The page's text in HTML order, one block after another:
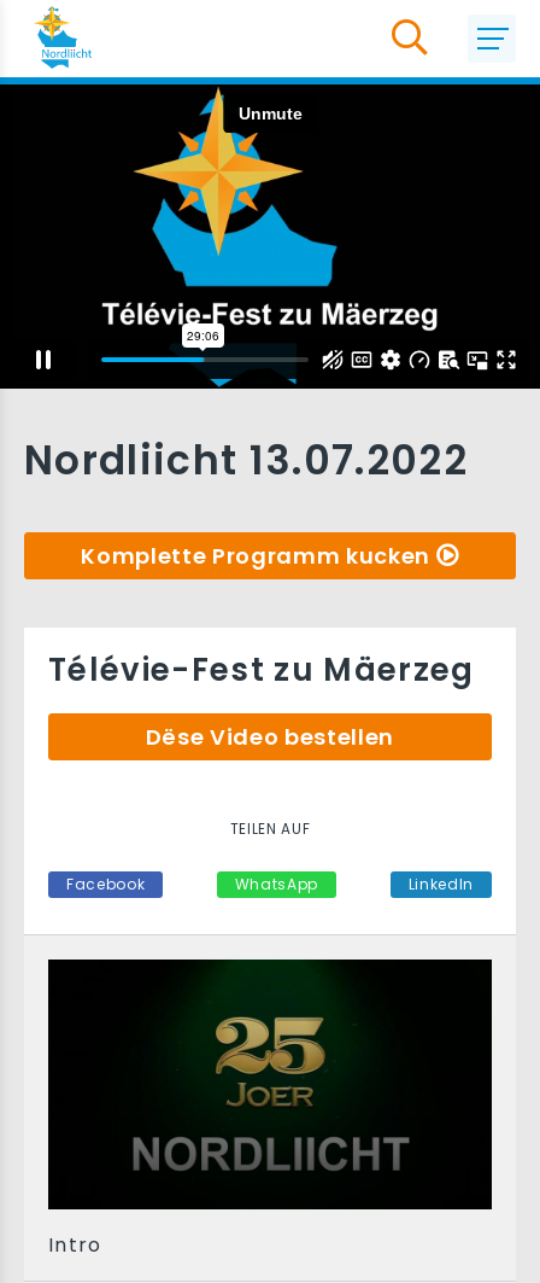
Nordliicht 13.07.2022
Komplette Programm kucken
Intro
Télévie-Fest zu Mäerzeg
Dëse Video bestellen
TEILEN AUF
Facebook WhatsApp LinkedIn